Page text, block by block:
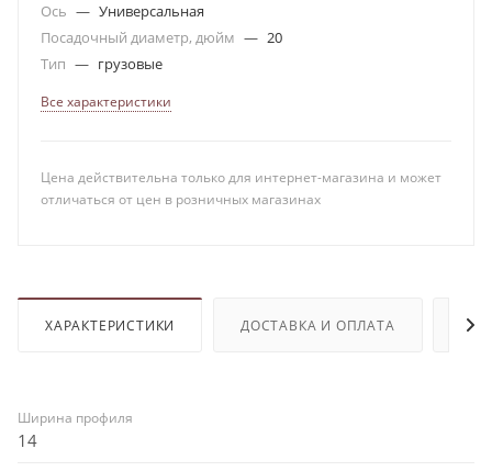
Ось — Универсальная
Посадочный диаметр, дюйм — 20
Тип — грузовые
Все характеристики
Цена действительна только для интернет-магазина и может
отличаться от цен в розничных магазинах
ХАРАКТЕРИСТИКИ ДОСТАВКА И ОПЛАТА
Ширина профиля
14